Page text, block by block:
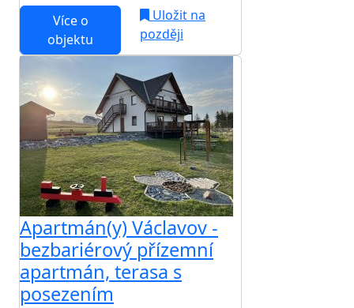
Více o
objektu
Uložit na
později
Apartmán(y) Václavov -
bezbariérový přízemní
apartmán, terasa s
posezením